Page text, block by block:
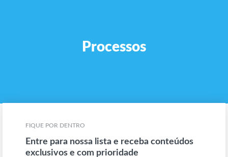
Processos
FIQUE POR DENTRO
Entre para nossa lista e receba conteúdos
exclusivos e com prioridade